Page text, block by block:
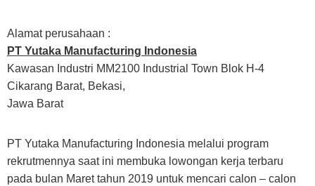
Alamat perusahaan :
PT Yutaka Manufacturing Indonesia
Kawasan Industri MM2100 Industrial Town Blok H-4
Cikarang Barat, Bekasi,
Jawa Barat
PT Yutaka Manufacturing Indonesia melalui program
rekrutmennya saat ini membuka lowongan kerja terbaru
pada bulan Maret tahun 2019 untuk mencari calon – calon